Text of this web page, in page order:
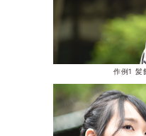
作例1 髪